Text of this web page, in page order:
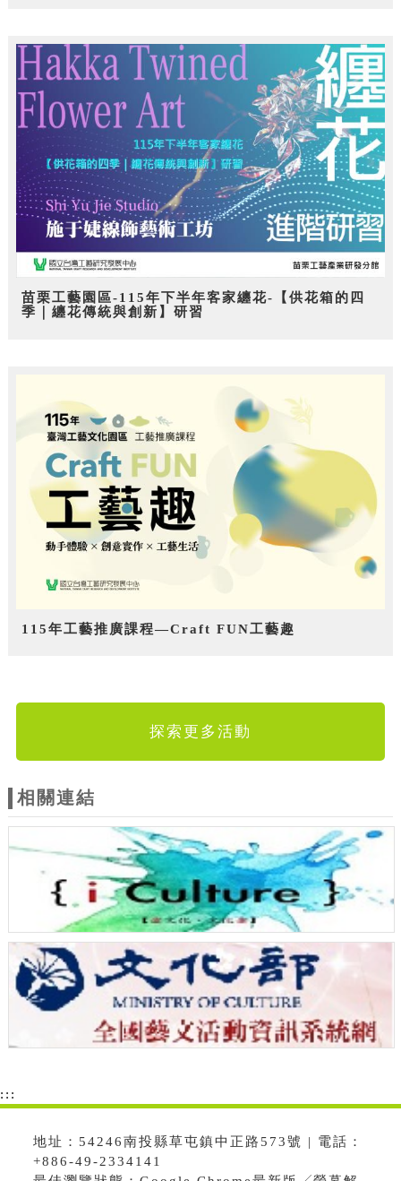
苗栗工藝園區-115年下半年客家纏花-【供花箱的四
季｜纏花傳統與創新】研習
115年工藝推廣課程—Craft FUN工藝趣
探索更多活動
相關連結
:::
地址：54246南投縣草屯鎮中正路573號 | 電話：
+886-49-2334141